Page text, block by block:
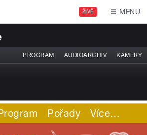
ŽIVĚ MENU
PROGRAM AUDIOARCHIV KAMERY
Pořady Více…